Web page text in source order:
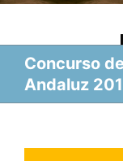
Concurso
Andaluz